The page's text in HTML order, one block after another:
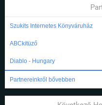
Szukits Internetes Könyváruház
ABCkitüző
Diablo - Hungary
Partnereinkről bővebben